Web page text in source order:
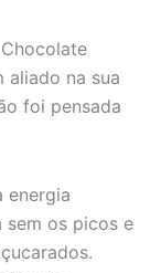
aliado na sua
foi pensada
energia
sem os picos e